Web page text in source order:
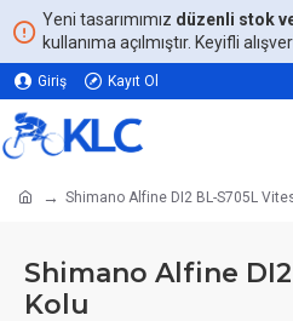
Yeni tasarımımız düzenli stok
kullanıma açılmıştır. Keyifli
Giriş Kayıt Ol
Shimano Alfine DI2 BL-S705L
Shimano Alfine
Kolu